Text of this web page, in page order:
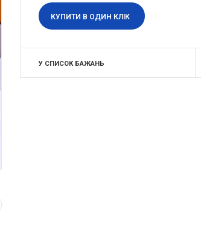
КУПИТИ В ОДИН КЛІК
У СПИСОК БАЖАНЬ